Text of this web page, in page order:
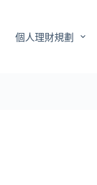
個人理財規劃